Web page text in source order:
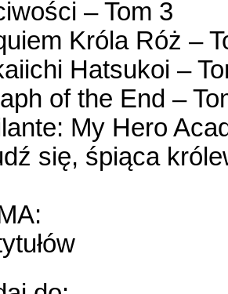
– Tom 3
Króla Róż –
Hatsukoi –
of the End –
My Hero
się, śpiąca